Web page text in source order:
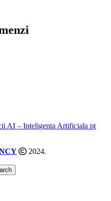
AI – Inteligenta Artificiala pt
2024.